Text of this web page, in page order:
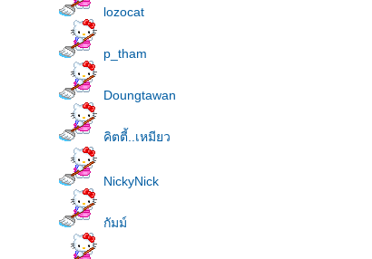
lozocat
p_tham
Doungtawan
คิตตี้..เหมียว
NickyNick
กัมม์